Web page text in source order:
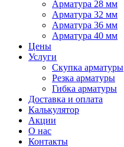
Арматура 28 мм
Арматура 32 мм
Арматура 36 мм
Арматура 40 мм
Цены
Услуги
Скупка арматуры
Резка арматуры
Гибка арматуры
Доставка и оплата
Калькулятор
Акции
О нас
Контакты